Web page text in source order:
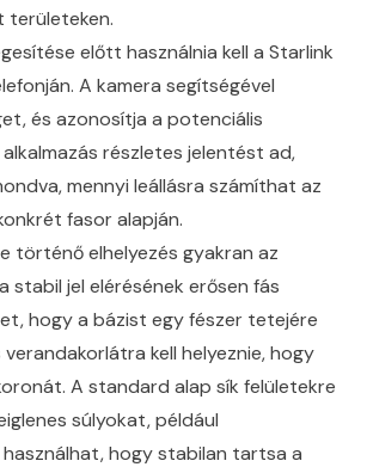
előtt használnia kell a Starlink
A kamera segítségével
és azonosítja a potenciális
részletes jelentést ad,
mennyi leállásra számíthat az
fasor alapján.
történő elhelyezés gyakran az
stabil jel elérésének erősen fás
hogy a bázist egy fészer tetejére
kell helyeznie, hogy
A standard alap sík felületekre
súlyokat, például
hogy stabilan tartsa a